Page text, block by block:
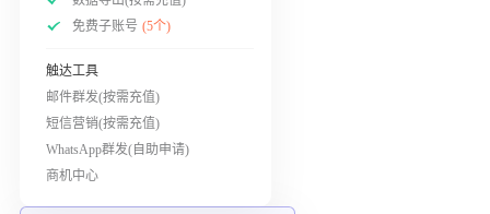
免费子账号 (5个)
触达工具
邮件群发(按需充值)
短信营销(按需充值)
WhatsApp群发(自助申请)
商机中心